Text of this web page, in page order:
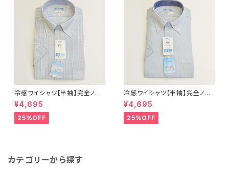
冷感ワイシャツ【半袖】完全ノー
アイロン i-Shirt｜-2℃冷却 形
態安定 レギュラーシルエット ボ
タンダウン チェック柄 メンズ ビ
ジネス exha12-dbd-12 L.グ
¥4,695
25%OFF
冷感ワイシャツ【半袖】完全ノー
アイロン i-Shirt｜-2℃冷却 形
態安定 レギュラーシルエット ボ
タンダウン ドビー メンズ ビジネ
ス dhy195t-dbd-72 L.グリー
¥4,695
25%OFF
カテゴリーから探す